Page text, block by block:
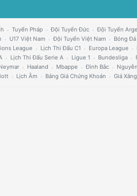
Tuyển Pháp Đội Tuyển Đức Đội Tuyển
U17 Việt Nam Đội Tuyển Việt Nam Bóng
League Lịch Thi Đấu C1 Europa League
Lịch Thi Đấu Serie A Ligue 1 Bundesliga
Haaland Mbappe Đình Bắc
Lịch Âm Bảng Giá Chứng Khoán Giá